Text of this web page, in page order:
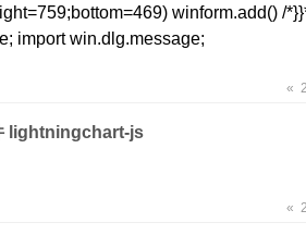
winform.add() /
import win.dlg.message;
«
lightningchart-js
«